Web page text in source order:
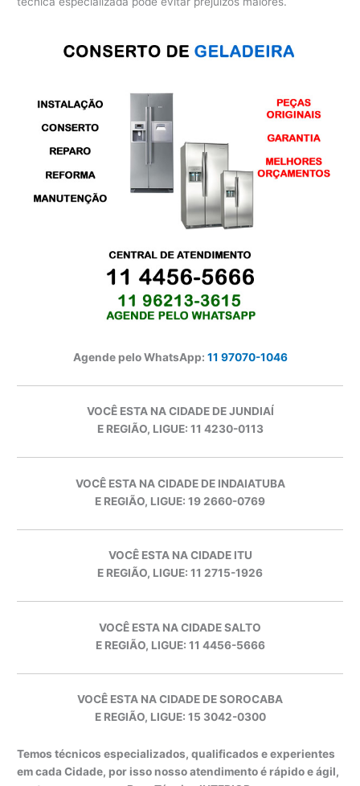
Agende pelo WhatsApp: 11 97070-1046
VOCÊ ESTA NA CIDADE DE JUNDIAÍ
E REGIÃO, LIGUE: 11 4230-0113
VOCÊ ESTA NA CIDADE DE INDAIATUBA
E REGIÃO, LIGUE: 19 2660-0769
VOCÊ ESTA NA CIDADE ITU
E REGIÃO, LIGUE: 11 2715-1926
VOCÊ ESTA NA CIDADE SALTO
E REGIÃO, LIGUE: 11 4456-5666
VOCÊ ESTA NA CIDADE DE SOROCABA
E REGIÃO, LIGUE: 15 3042-0300
Temos técnicos especializados, qualificados e experientes
em cada Cidade, por isso nosso atendimento é rápido e ágil,